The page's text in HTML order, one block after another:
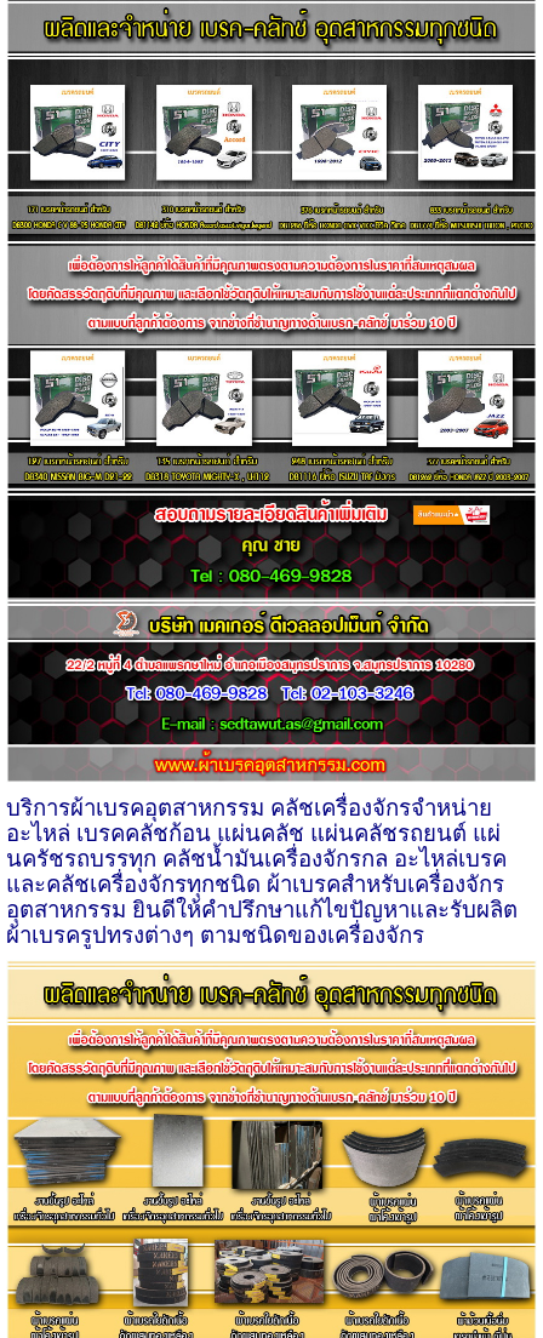
บริการผ้าเบรคอุตสาหกรรม คลัชเครื่องจักรจำหน่าย
อะไหล่ เบรคคลัชก้อน แผ่นคลัช แผ่นคลัชรถยนต์ แผ่
นครัชรถบรรทุก คลัชน้ำมันเครื่องจักรกล อะไหล่เบรค
และคลัชเครื่องจักรทุกชนิด ผ้าเบรคสำหรับเครื่องจักร
อุตสาหกรรม ยินดีให้คำปรึกษาแก้ไขปัญหาและรับผลิต
ผ้าเบรครูปทรงต่างๆ ตามชนิดของเครื่องจักร